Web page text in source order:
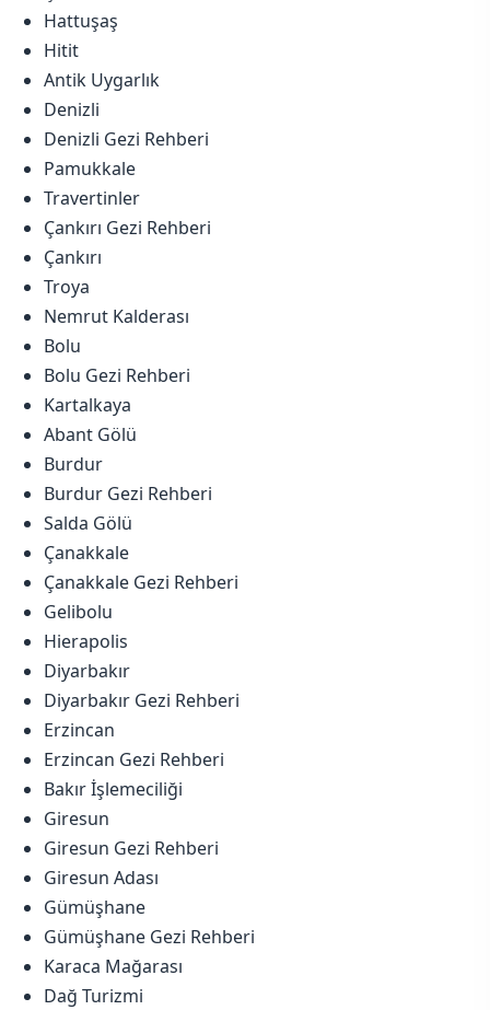
Hattuşaş
Hitit
Antik Uygarlık
Denizli
Denizli Gezi Rehberi
Pamukkale
Travertinler
Çankırı Gezi Rehberi
Çankırı
Troya
Nemrut Kalderası
Bolu
Bolu Gezi Rehberi
Kartalkaya
Abant Gölü
Burdur
Burdur Gezi Rehberi
Salda Gölü
Çanakkale
Çanakkale Gezi Rehberi
Gelibolu
Hierapolis
Diyarbakır
Diyarbakır Gezi Rehberi
Erzincan
Erzincan Gezi Rehberi
Bakır İşlemeciliği
Giresun
Giresun Gezi Rehberi
Giresun Adası
Gümüşhane
Gümüşhane Gezi Rehberi
Karaca Mağarası
Dağ Turizmi